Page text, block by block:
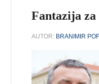
Fantazija
AUTOR: BRANIMIR